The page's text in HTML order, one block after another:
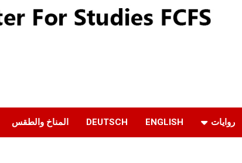
روايات ENGLISH
DEUTSCH المناخ والطقس